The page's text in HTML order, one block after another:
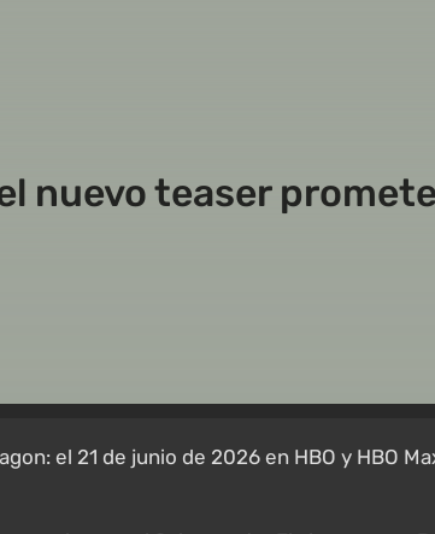
nuevo teaser
el 21 de junio de 2026 en HBO y HBO